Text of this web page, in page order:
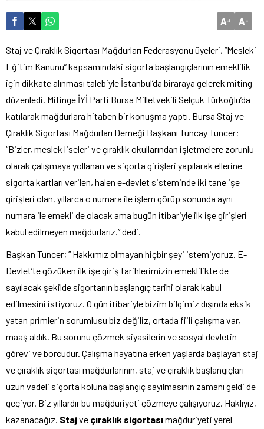
A+ A-
Staj ve Çıraklık Sigortası Mağdurları Federasyonu üyeleri, “Mesleki
Eğitim Kanunu” kapsamındaki sigorta başlangıçlarının emeklilik
için dikkate alınması talebiyle İstanbul’da biraraya gelerek miting
düzenledi. Mitinge İYİ Parti Bursa Milletvekili Selçuk Türkoğlu’da
katılarak mağdurlara hitaben bir konuşma yaptı. Bursa Staj ve
Çıraklık Sigortası Mağdurları Derneği Başkanı Tuncay Tuncer;
“Bizler, meslek liseleri ve çıraklık okullarından işletmelere zorunlu
olarak çalışmaya yollanan ve sigorta girişleri yapılarak ellerine
sigorta kartları verilen, halen e-devlet sisteminde iki tane işe
girişleri olan, yıllarca o numara ile işlem görüp sonunda aynı
numara ile emekli de olacak ama bugün itibariyle ilk işe girişleri
kabul edilmeyen mağdurlarız.” dedi.
Başkan Tuncer; ” Hakkımız olmayan hiçbir şeyi istemiyoruz. E-
Devlet’te gözüken ilk işe giriş tarihlerimizin emeklilikte de
sayılacak şekilde sigortanın başlangıç tarihi olarak kabul
edilmesini istiyoruz. O gün itibariyle bizim bilgimiz dışında eksik
yatan primlerin sorumlusu biz değiliz, ortada fiili çalışma var,
maaş aldık. Bu sorunu çözmek siyasilerin ve sosyal devletin
görevi ve borcudur. Çalışma hayatına erken yaşlarda başlayan staj
ve çıraklık sigortası mağdurlarının, staj ve çıraklık başlangıçları
uzun vadeli sigorta koluna başlangıç sayılmasının zamanı geldi de
geçiyor. Biz yıllardır bu mağduriyeti çözmeye çalışıyoruz. Haklıyız,
kazanacağız. Stajve çıraklık sigortasımağduriyeti yerel